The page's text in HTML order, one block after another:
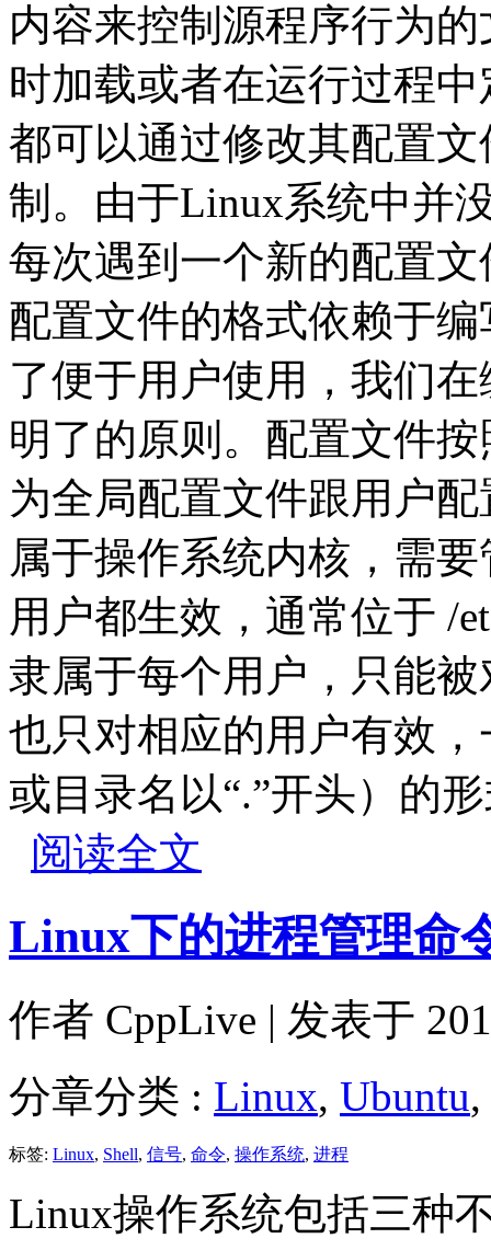
内容来控制源程序行为
时加载或者在运行过程
都可以通过修改其配置
制。由于Linux系统中并
每次遇到一个新的配置
配置文件的格式依赖于
了便于用户使用，我们
明了的原则。配置文件
为全局配置文件跟用户
属于操作系统内核，需
用户都生效，通常位于 /
隶属于每个用户，只能
也只对相应的用户有效
或目录名以“.”开头）的
阅读全文
Linux下的进程管理命
作者 CppLive | 发表于
分章分类 : Linux, Ubuntu,
标签: Linux, Shell, 信号, 命令, 操作系统, 进程
Linux操作系统包括三种